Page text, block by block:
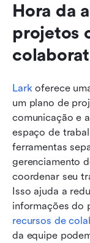
Hora da
projetos
Lark oferece
um plano de
comunicação e
espaço de
ferramentas
gerenciamento
coordenar seu
Isso ajuda a
recursos de
da equipe